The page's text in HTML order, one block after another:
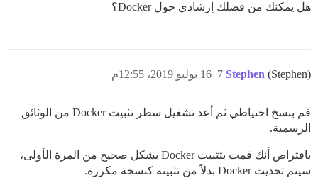
هل يمكنك من فضلك إرشادي حول Docker؟
Stephen (Stephen) 16 يوليو 2019، 12:55م 7
قم بنسخ احتياطي ثم أعد تشغيل سطر تثبيت Docker من الوثائق
الرسمية.
بافتراض أنك قمت بتثبيت Docker بشكل صحيح من المرة الأولى،
سيتم تحديث Docker بدلاً من تثبيته كنسخة مكررة.